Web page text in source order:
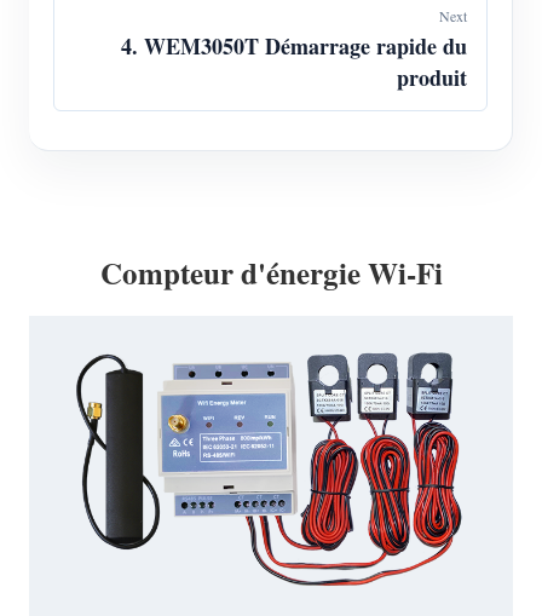
Next
4. WEM3050T Démarrage rapide du
produit
Compteur d'énergie Wi-Fi